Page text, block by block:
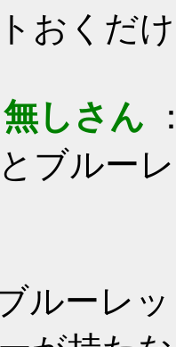
おくだけ
しさん
ブルー
ルーレ